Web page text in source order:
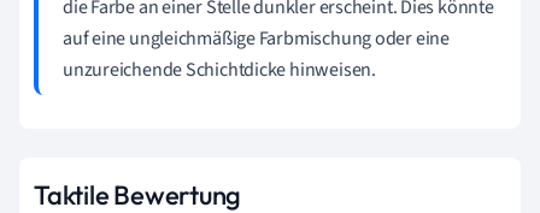
die Farbe an einer Stelle dunkler erscheint. Dies könnte
auf eine ungleichmäßige Farbmischung oder eine
unzureichende Schichtdicke hinweisen.
Taktile Bewertung